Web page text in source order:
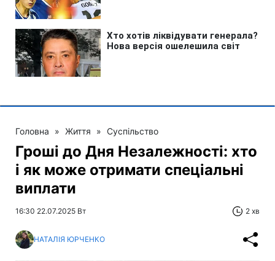
Головна » Життя » Суспільство
Гроші до Дня Незалежності: хто
і як може отримати спеціальні
виплати
16:30 22.07.2025 Вт 2 хв
НАТАЛІЯ ЮРЧЕНКО